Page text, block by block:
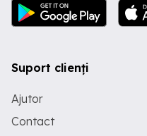
Suport clienți
Ajutor
Contact